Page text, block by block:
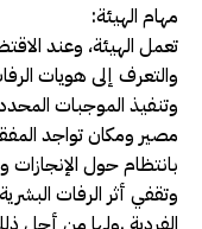
مهام الهيئة:
تعمل الهيئة، وعند
والتعرف إلى هويات
وتنفيذ الموجبات
مصير ومكان تواجد
بانتظام حول الإنجازات
وتقفي أثر الرفات